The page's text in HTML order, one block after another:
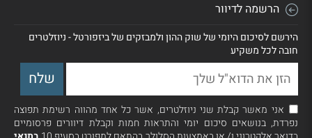
הרשמה לדיוור
הירשם לסיכום היומי של שוק ההון ולמבזקים של ביזפורטל - ניוזלטרים
חובה לכל משקיע
אני מאשר קבלת שני ניוזלטרים, אשר כל אחד מהווה רשימת תפוצה
נפרדת, בנושאים סיכום יומי והתראות חמות וקבלת דיוורים פרסומיים